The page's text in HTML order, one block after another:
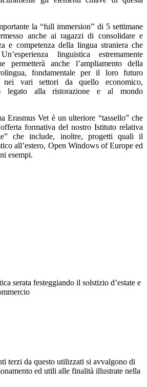
la “full immersion” di 5 settimane
anche ai ragazzi di consolidare e
e competenza della lingua straniera che
linguistica estremamente
permetterà anche l’ampliamento della
fondamentale per il loro futuro
nei vari settori da quello economico,
legato alla ristorazione e al mondo
Erasmus Vet è un ulteriore “tassello” che
formativa del nostro Istituto relativa
che include, inoltre, progetti quali il
all’estero, Open Windows of Europe ed
esempi.
serata festeggiando il solstizio d’estate e
terzi da questo utilizzati si avvalgono di
ed utili alle finalità illustrate nella